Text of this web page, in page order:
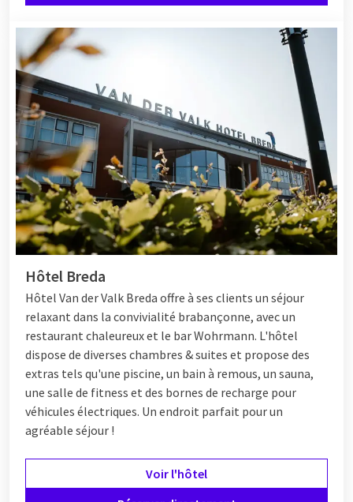
Hôtel Breda
Hôtel Van der Valk Breda offre à ses clients un séjour
relaxant dans la convivialité brabançonne, avec un
restaurant chaleureux et le bar Wohrmann. L'hôtel
dispose de diverses chambres & suites et propose des
extras tels qu'une piscine, un bain à remous, un sauna,
une salle de fitness et des bornes de recharge pour
véhicules électriques. Un endroit parfait pour un
agréable séjour !
Voir l'hôtel